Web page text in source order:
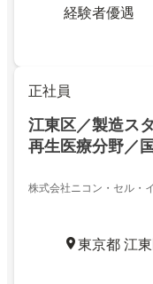
経験者優遇
正社員
江東区／製造ス
再生医療分野／
株式会社ニコン・セル・
東京都 江